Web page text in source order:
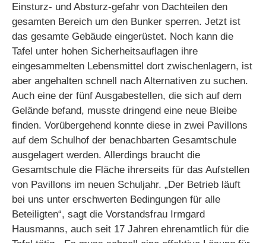
Einsturz- und Absturz-gefahr von Dachteilen den
gesamten Bereich um den Bunker sperren. Jetzt ist
das gesamte Gebäude eingerüstet. Noch kann die
Tafel unter hohen Sicherheitsauflagen ihre
eingesammelten Lebensmittel dort zwischenlagern, ist
aber angehalten schnell nach Alternativen zu suchen.
Auch eine der fünf Ausgabestellen, die sich auf dem
Gelände befand, musste dringend eine neue Bleibe
finden. Vorübergehend konnte diese in zwei Pavillons
auf dem Schulhof der benachbarten Gesamtschule
ausgelagert werden. Allerdings braucht die
Gesamtschule die Fläche ihrerseits für das Aufstellen
von Pavillons im neuen Schuljahr. „Der Betrieb läuft
bei uns unter erschwerten Bedingungen für alle
Beteiligten“, sagt die Vorstandsfrau Irmgard
Hausmanns, auch seit 17 Jahren ehrenamtlich für die